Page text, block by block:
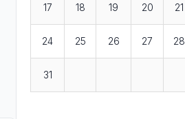
17 18 19 20 21
24 25 26 27 28
31